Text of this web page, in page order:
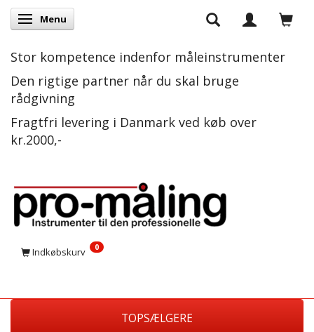
Skifte navigation
Menu
Stor kompetence indenfor måleinstrumenter
Den rigtige partner når du skal bruge
rådgivning
Fragtfri levering i Danmark ved køb over
kr.2000,-
Indkøbskurv 0
TOPSÆLGERE